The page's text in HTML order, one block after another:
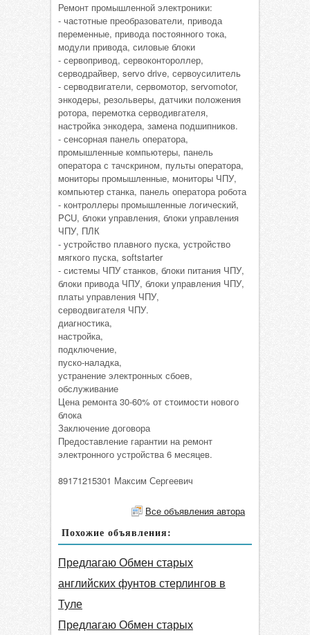
Ремонт промышленной электроники:
- частотные преобразователи, привода
переменные, привода постоянного тока,
модули привода, силовые блоки
- сервопривод, сервоконтороллер,
серводрайвер, servo drive, сервоусилитель
- серводвигатели, сервомотор, servomotor,
энкодеры, резольверы, датчики положения
ротора, перемотка серводивгателя,
настройка энкодера, замена подшипников.
- сенсорная панель оператора,
промышленные компьютеры, панель
оператора с тачскрином, пульты оператора,
мониторы промышленные, мониторы ЧПУ,
компьютер станка, панель оператора робота
- контроллеры промышленные логический,
PCU, блоки управления, блоки управления
ЧПУ, ПЛК
- устройство плавного пуска, устройство
мягкого пуска, softstarter
- системы ЧПУ станков, блоки питания ЧПУ,
блоки привода ЧПУ, блоки управления ЧПУ,
платы управления ЧПУ,
серводвигателя ЧПУ.
диагностика,
настройка,
подключение,
пуско-наладка,
устранение электронных сбоев,
обслуживание
Цена ремонта 30-60% от стоимости нового
блока
Заключение договора
Предоставление гарантии на ремонт
электронного устройства 6 месяцев.
89171215301 Максим Сергеевич
Все объявления автора
Похожие объявления:
Предлагаю Обмен старых
английских фунтов стерлингов в
Туле
Предлагаю Обмен старых